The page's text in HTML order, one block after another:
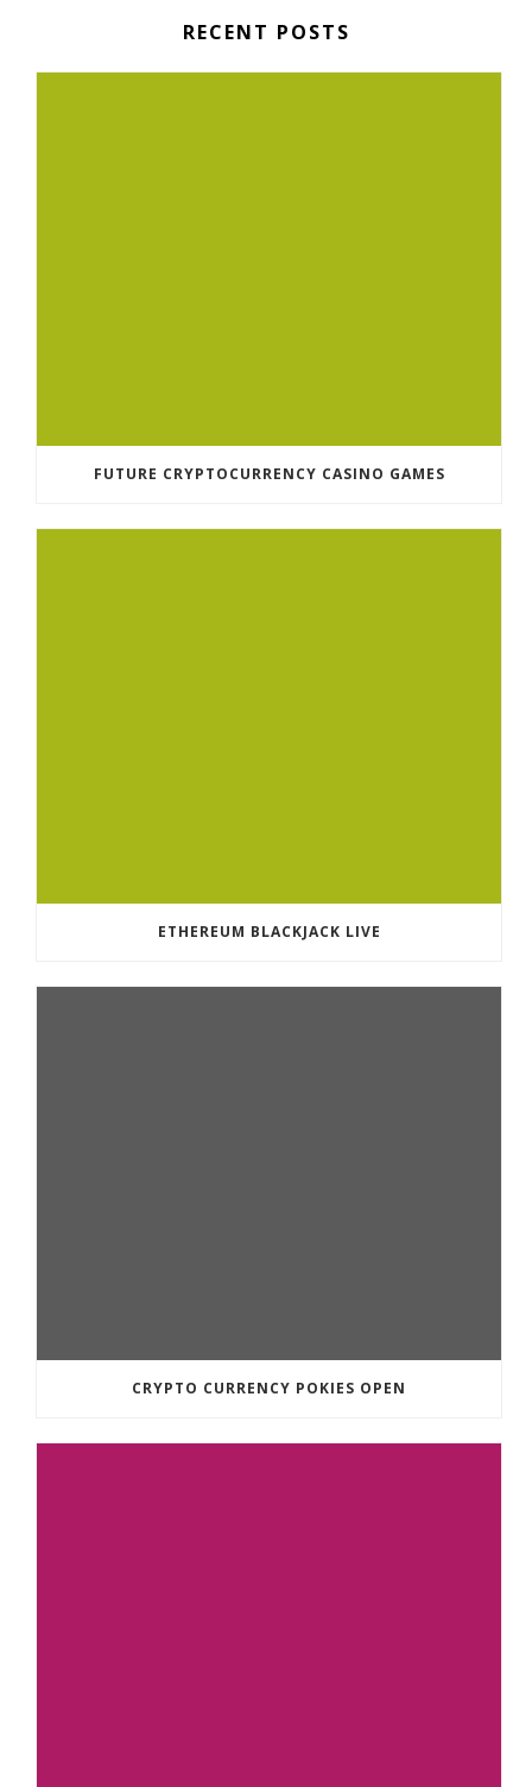
RECENT POSTS
FUTURE CRYPTOCURRENCY CASINO GAMES
ETHEREUM BLACKJACK LIVE
CRYPTO CURRENCY POKIES OPEN